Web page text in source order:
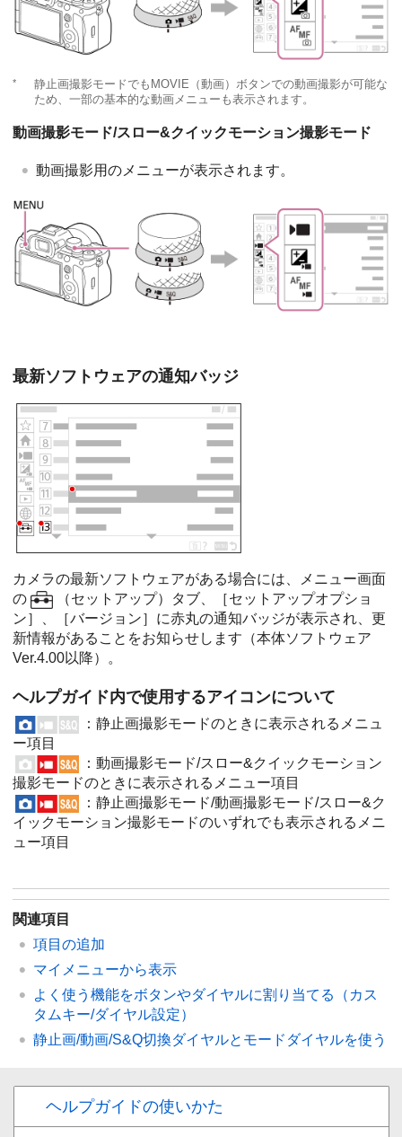
*
静止画撮影モードでもMOVIE（動画）ボタンでの動画撮影が可能な
ため、一部の基本的な動画メニューも表示されます。
動画撮影モード/スロー&クイックモーション撮影モード
動画撮影用のメニューが表示されます。
最新ソフトウェアの通知バッジ
カメラの最新ソフトウェアがある場合には、メニュー画面
の
（セットアップ）タブ、
［セットアップオプショ
ン］
［バージョン］ に赤丸の通知バッジが表示され、更
新情報があることをお知らせします（本体ソフトウェア
Ver.4.00以降）。
ヘルプガイド内で使用するアイコンについて
：静止画撮影モードのときに表示されるメニュ
ー項目
：動画撮影モード/スロー&クイックモーション
撮影モードのときに表示されるメニュー項目
：静止画撮影モード/動画撮影モード/スロー&ク
イックモーション撮影モードのいずれでも表示されるメニ
ュー項目
関連項目
項目の追加
マイメニューから表示
よく使う機能をボタンやダイヤルに割り当てる（ カス
タムキー/ダイヤル設定）
静止画/動画/S&Q切換ダイヤルとモードダイヤルを使う
ヘルプガイドの使いかた